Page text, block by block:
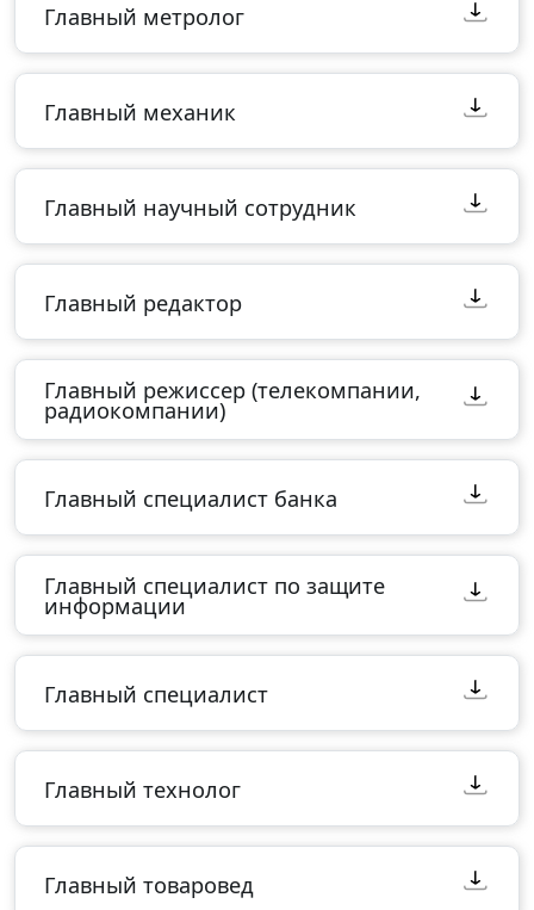
Главный метролог
Главный механик
Главный научный сотрудник
Главный редактор
Главный режиссер (телекомпании,
радиокомпании)
Главный специалист банка
Главный специалист по защите
информации
Главный специалист
Главный технолог
Главный товаровед